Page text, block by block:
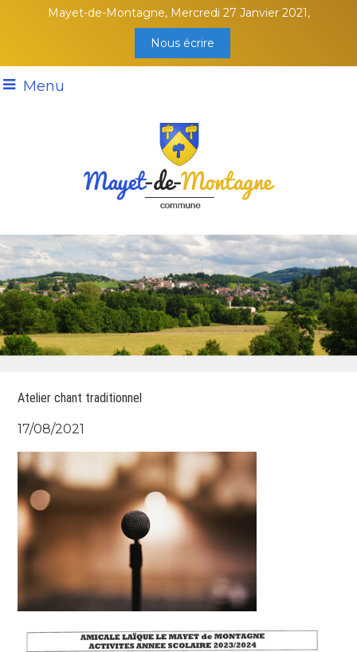
Mayet-de-Montagne, Mercredi 27 Janvier 2021,
Nous écrire
Menu
Atelier chant traditionnel
17/08/2021